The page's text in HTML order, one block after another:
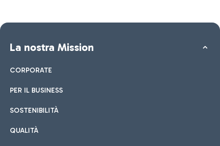
La nostra Mission
CORPORATE
PER IL BUSINESS
SOSTENIBILITÀ
QUALITÀ